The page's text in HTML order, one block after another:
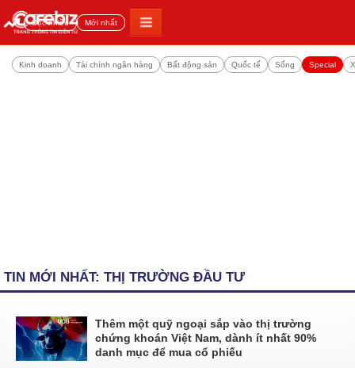
Đọc nhiều Mới nhất
Kinh doanh Tài chính ngân hàng Bất động sản Quốc tế Sống Special
TIN MỚI NHẤT: THỊ TRƯỜNG ĐẦU TƯ
Thêm một quỹ ngoại sắp vào thị trường
chứng khoán Việt Nam, dành ít nhất 90%
danh mục để mua cổ phiếu